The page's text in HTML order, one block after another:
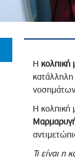
Προσωπικού,
Πληροφοριών
Δικαιωμάτων
Αποδοχών -
Επιτροπής
Ελέγχου
2023
Η κολπική
κατάλληλη
νοσημάτων
Η
Τι είναι η